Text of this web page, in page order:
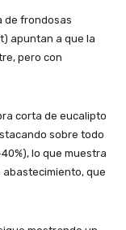
de frondosas
apuntan a que la
pero con
corta de eucalipto
sobre todo
lo que muestra
abastecimiento, que